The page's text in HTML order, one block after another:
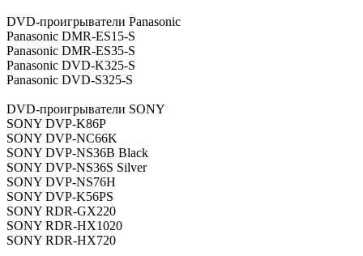
DVD-проигрыватели Panasonic
Panasonic DMR-ES15-S
Panasonic DMR-ES35-S
Panasonic DVD-K325-S
Panasonic DVD-S325-S
DVD-проигрыватели SONY
SONY DVP-K86P
SONY DVP-NC66K
SONY DVP-NS36B Black
SONY DVP-NS36S Silver
SONY DVP-NS76H
SONY DVP-K56PS
SONY RDR-GX220
SONY RDR-HX1020
SONY RDR-HX720